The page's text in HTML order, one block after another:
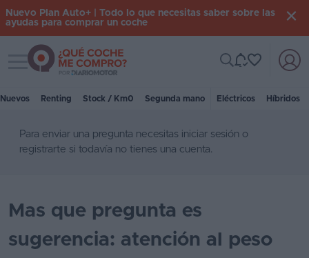
Iniciar
Inicio
Renting
Suscripción
Nuevo Plan Auto+ | Todo lo que necesitas saber sobre las
ayudas para comprar un coche
Toggle navigation
Nuevos Renting Stock / Km0 Segunda mano Eléctricos Híbridos
Para enviar una pregunta necesitas iniciar sesión o
registrarte si todavía no tienes una cuenta.
Mas que pregunta es
sugerencia: atención al peso